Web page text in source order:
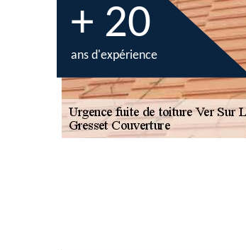
+ 20
ans d'expérience